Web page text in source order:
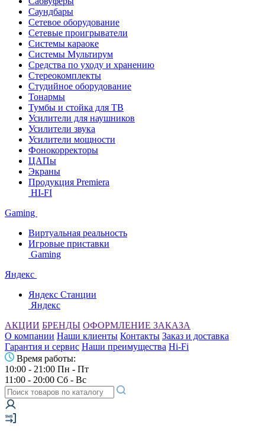
Саундбары
Сетевое оборудование
Сетевые проигрыватели
Системы караоке
Системы Мультирум
Средства по уходу и хранению
Стереокомплекты
Студийное оборудование
Тонармы
Тумбы и стойка для ТВ
Усилители для наушников
Усилители звука
Усилители мощности
Фонокорректоры
ЦАПы
Экраны
Продукция Premiera
HI-FI
Gaming
Виртуальная реальность
Игровые приставки
Gaming
Яндекс
Яндекс Станции
Яндекс
АКЦИИ БРЕНДЫ ОФОРМЛЕНИЕ ЗАКАЗА
О компании Наши клиенты Контакты Заказ и доставка
Гарантия и сервис Наши преимущества Hi-Fi
Время работы:
10:00 - 21:00 Пн - Пт
11:00 - 20:00 Сб - Вс